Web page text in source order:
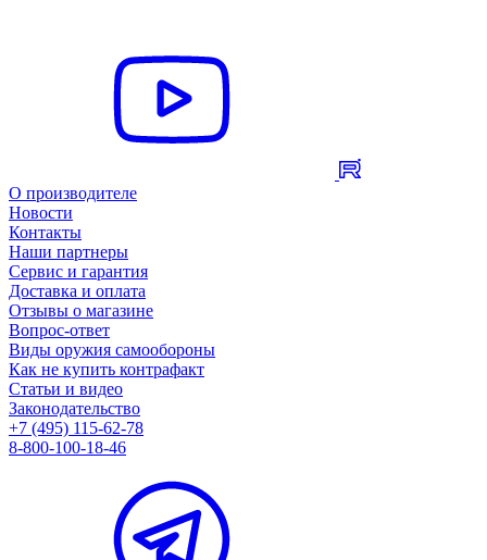
О производителе
Новости
Контакты
Наши партнеры
Сервис и гарантия
Доставка и оплата
Отзывы о магазине
Вопрос-ответ
Виды оружия самообороны
Как не купить контрафакт
Статьи и видео
Законодательство
+7 (495) 115-62-78
8-800-100-18-46